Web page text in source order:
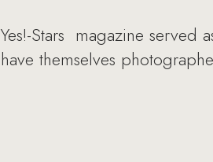
Yes!-Stars magazine served
have themselves